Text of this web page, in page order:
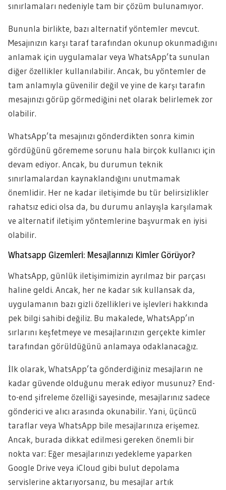
sınırlamaları nedeniyle tam bir çözüm bulunamıyor.
Bununla birlikte, bazı alternatif yöntemler mevcut.
Mesajınızın karşı taraf tarafından okunup okunmadığını
anlamak için uygulamalar veya WhatsApp’ta sunulan
diğer özellikler kullanılabilir. Ancak, bu yöntemler de
tam anlamıyla güvenilir değil ve yine de karşı tarafın
mesajınızı görüp görmediğini net olarak belirlemek zor
olabilir.
WhatsApp’ta mesajınızı gönderdikten sonra kimin
gördüğünü görememe sorunu hala birçok kullanıcı için
devam ediyor. Ancak, bu durumun teknik
sınırlamalardan kaynaklandığını unutmamak
önemlidir. Her ne kadar iletişimde bu tür belirsizlikler
rahatsız edici olsa da, bu durumu anlayışla karşılamak
ve alternatif iletişim yöntemlerine başvurmak en iyisi
olabilir.
Whatsapp Gizemleri: Mesajlarınızı Kimler Görüyor?
WhatsApp, günlük iletişimimizin ayrılmaz bir parçası
haline geldi. Ancak, her ne kadar sık kullansak da,
uygulamanın bazı gizli özellikleri ve işlevleri hakkında
pek bilgi sahibi değiliz. Bu makalede, WhatsApp’ın
sırlarını keşfetmeye ve mesajlarınızın gerçekte kimler
tarafından görüldüğünü anlamaya odaklanacağız.
İlk olarak, WhatsApp’ta gönderdiğiniz mesajların ne
kadar güvende olduğunu merak ediyor musunuz? End-
to-end şifreleme özelliği sayesinde, mesajlarınız sadece
gönderici ve alıcı arasında okunabilir. Yani, üçüncü
taraflar veya WhatsApp bile mesajlarınıza erişemez.
Ancak, burada dikkat edilmesi gereken önemli bir
nokta var: Eğer mesajlarınızı yedekleme yaparken
Google Drive veya iCloud gibi bulut depolama
servislerine aktarıyorsanız, bu mesajlar artık